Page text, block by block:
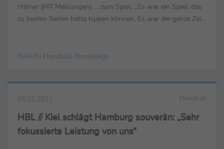
Häfner (MT Melsungen) … zum Spiel: „Es war ein Spiel, das
zu beiden Seiten hätte kippen können. Es war die ganze Zeit
DAIKIN Handball-Bundesliga
05.12.2021 Handball
HBL // Kiel schlägt Hamburg souverän: „Sehr
fokussierte Leistung von uns“